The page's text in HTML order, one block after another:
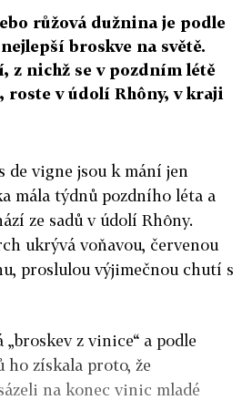
růžová dužnina je podle
broskve na světě.
z nichž se v pozdním létě
roste v údolí Rhôny, v kraji
de vigne jsou k mání jen
mála týdnů pozdního léta a
ze sadů v údolí Rhôny.
ukrývá voňavou, červenou
proslulou výjimečnou chutí s
z vinice“ a podle
získala proto, že
na konec vinic mladé